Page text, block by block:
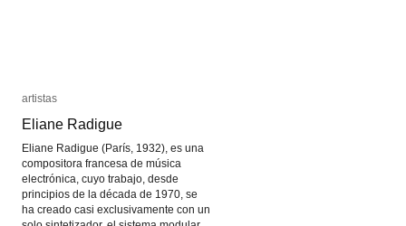
artistas
Eliane Radigue
Eliane Radigue (París, 1932), es una
compositora francesa de música
electrónica, cuyo trabajo, desde
principios de la década de 1970, se
ha creado casi exclusivamente con un
artistas
Eliane Radigue